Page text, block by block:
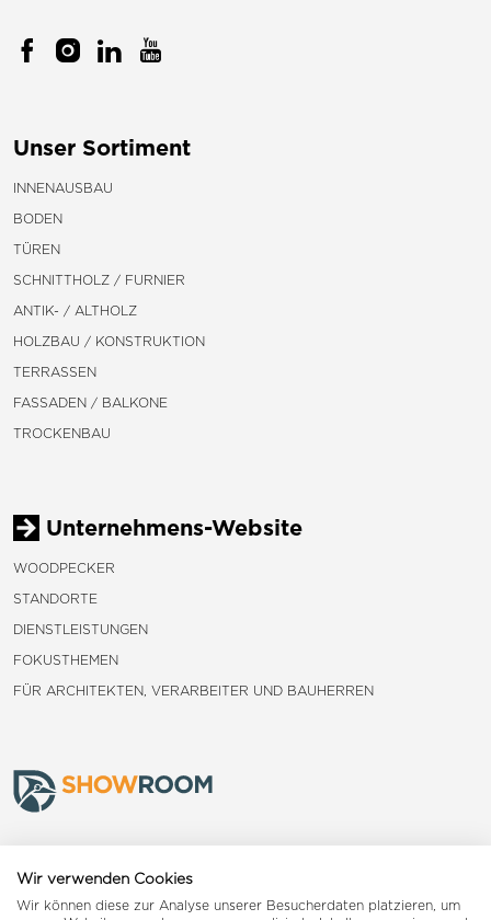
Unser Sortiment
INNENAUSBAU
BODEN
TÜREN
SCHNITTHOLZ / FURNIER
ANTIK- / ALTHOLZ
HOLZBAU / KONSTRUKTION
TERRASSEN
FASSADEN / BALKONE
TROCKENBAU
Unternehmens-Website
WOODPECKER
STANDORTE
DIENSTLEISTUNGEN
FOKUSTHEMEN
FÜR ARCHITEKTEN, VERARBEITER UND BAUHERREN
Landquart
Wir verwenden Cookies
Wir können diese zur Analyse unserer Besucherdaten platzieren, um